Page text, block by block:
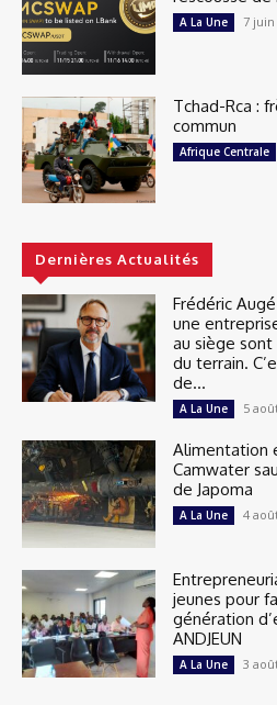
A La Une 7 juin
Tchad-Rca :
commun
Afrique Centrale
Dernières Actualités
Frédéric
une
au siège
du terrain.
de...
A La Une 5
Alimentation
Camwater
de Japoma
A La Une 4
jeunes pour
génération
ANDJEUN
A La Une 3